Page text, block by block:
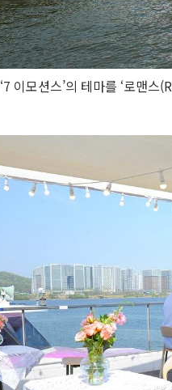
‘7 이모션스’의 테마를 ‘로맨